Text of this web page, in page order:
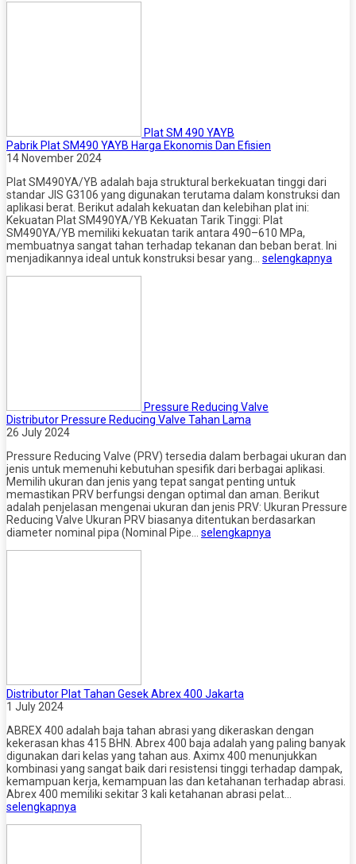
Plat SM 490 YAYB
Pabrik Plat SM490 YAYB Harga Ekonomis Dan Efisien
14 November 2024
Plat SM490YA/YB adalah baja struktural berkekuatan tinggi dari
standar JIS G3106 yang digunakan terutama dalam konstruksi dan
aplikasi berat. Berikut adalah kekuatan dan kelebihan plat ini:
Kekuatan Plat SM490YA/YB Kekuatan Tarik Tinggi: Plat
SM490YA/YB memiliki kekuatan tarik antara 490–610 MPa,
membuatnya sangat tahan terhadap tekanan dan beban berat. Ini
menjadikannya ideal untuk konstruksi besar yang… selengkapnya
Pressure Reducing Valve
Distributor Pressure Reducing Valve Tahan Lama
26 July 2024
Pressure Reducing Valve (PRV) tersedia dalam berbagai ukuran dan
jenis untuk memenuhi kebutuhan spesifik dari berbagai aplikasi.
Memilih ukuran dan jenis yang tepat sangat penting untuk
memastikan PRV berfungsi dengan optimal dan aman. Berikut
adalah penjelasan mengenai ukuran dan jenis PRV: Ukuran Pressure
Reducing Valve Ukuran PRV biasanya ditentukan berdasarkan
diameter nominal pipa (Nominal Pipe… selengkapnya
Distributor Plat Tahan Gesek Abrex 400 Jakarta
1 July 2024
ABREX 400 adalah baja tahan abrasi yang dikeraskan dengan
kekerasan khas 415 BHN. Abrex 400 baja adalah yang paling banyak
digunakan dari kelas yang tahan aus. Aximx 400 menunjukkan
kombinasi yang sangat baik dari resistensi tinggi terhadap dampak,
kemampuan kerja, kemampuan las dan ketahanan terhadap abrasi.
Abrex 400 memiliki sekitar 3 kali ketahanan abrasi pelat…
selengkapnya